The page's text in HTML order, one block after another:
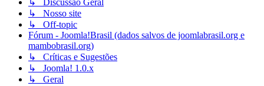
↳ Discussão Geral
↳ Nosso site
↳ Off-topic
Fórum - Joomla!Brasil (dados salvos de joomlabrasil.org e
mambobrasil.org)
↳ Críticas e Sugestões
↳ Joomla! 1.0.x
↳ Geral